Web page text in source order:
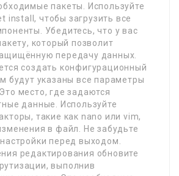
пакеты. Используйте
install, чтобы загрузить все
Убедитесь, что у вас
который позволит
передачу данных.
создать конфигурационный
будут указаны все параметры
место, где задаются
данные. Используйте
такие как nano или vim,
в файл. Не забудьте
перед выходом.
редактирования обновите
выполнив